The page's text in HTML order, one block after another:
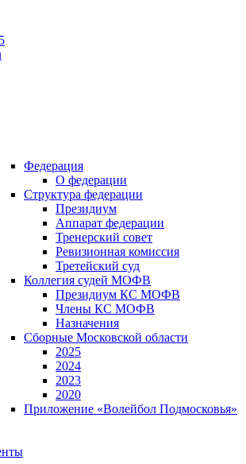
Федерация
О федерации
Структура федерации
Президиум
Аппарат федерации
Тренерский совет
Ревизионная комиссия
Третейский суд
Коллегия судей МОФВ
Президиум КС МОФВ
Члены КС МОФВ
Назначения
Сборные Московской области
2025
2024
2023
2020
Приложение «Волейбол Подмосковья»